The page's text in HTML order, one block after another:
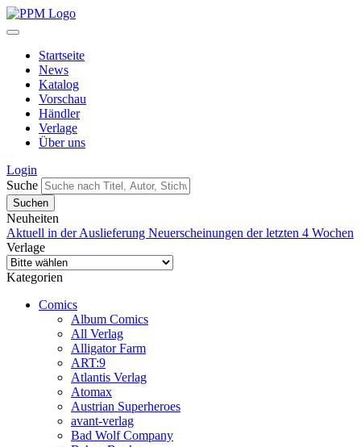
Startseite
News
Katalog
Vorschau
Händler
Verlage
Über uns
Login
Suche
Neuheiten
Aktuell in der Auslieferung Neuerscheinungen der letzten 4 Wochen
Verlage
Kategorien
Comics
Album Comics
All Verlag
Alligator Farm
ART:9
Atlantis Verlag
Atomax
Austrian Superheroes
avant-verlag
Bad Wolf Company